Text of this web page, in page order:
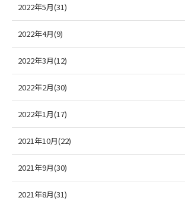
2022年5月(31)
2022年4月(9)
2022年3月(12)
2022年2月(30)
2022年1月(17)
2021年10月(22)
2021年9月(30)
2021年8月(31)